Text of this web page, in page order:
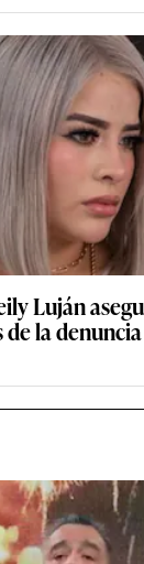
Luján
la